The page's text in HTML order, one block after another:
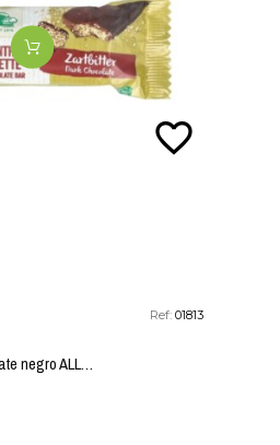
Ref:01813
Barrita amaranto chocolate negro ALLOS 25 gr BIO
favorite_border